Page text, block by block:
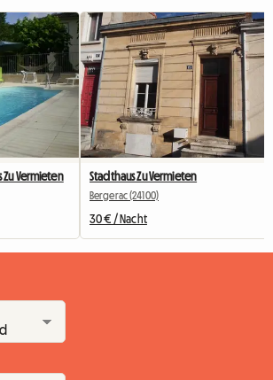
Zu Vermieten Stadthaus Zu Vermieten
Bergerac (24100)
30 € / Nacht